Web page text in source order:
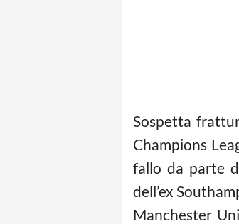
Sospetta
Champions
fallo da parte
dell’ex
Manchester